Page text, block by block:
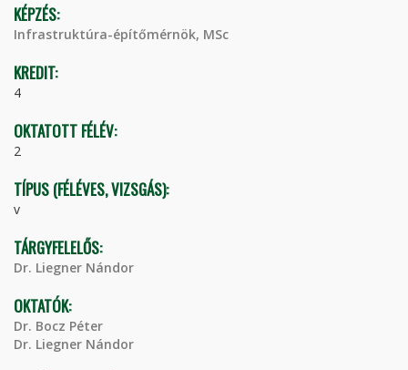
KÉPZÉS:
Infrastruktúra-építőmérnök, MSc
KREDIT:
4
OKTATOTT FÉLÉV:
2
TÍPUS (FÉLÉVES, VIZSGÁS):
v
TÁRGYFELELŐS:
Dr. Liegner Nándor
OKTATÓK:
Dr. Bocz Péter
Dr. Liegner Nándor